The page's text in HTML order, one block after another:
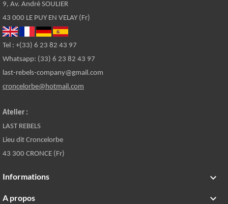
9, Av. André SOULIER
43 000 LE PUY EN VELAY (Fr)
Tel : +(33) 6 23 82 43 97
Whatsapp: (33) 6 23 82 43 97
last-rebels-company@gmail.com
croncelorbe@hotmail.com
Atelier :
LAST REBELS
Lieu dit Croncelorbe
43 300 CRONCE (Fr)
Informations 
A propos 